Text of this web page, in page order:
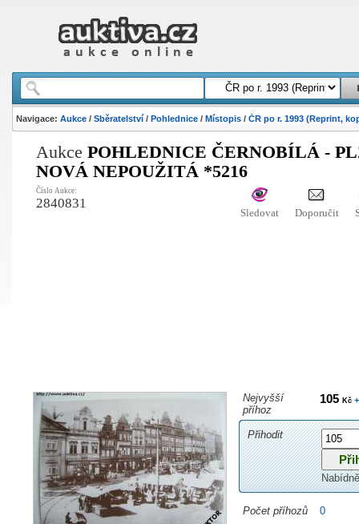
Navigace: Aukce/ Sběratelství/ Pohlednice/ Místopis/ ČR po r. 1993 (Reprint,
Aukce POHLEDNICE ČERNOBÍLÁ -
NOVÁ NEPOUŽITÁ *5216
Číslo Aukce:
2840831
Sledovat Doporučit
Nejvyšší
příhoz
105 Kč+
Přihodit
Počet příhozů
0